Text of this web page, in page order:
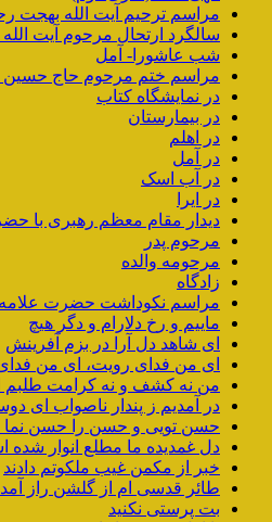
مراسم ترحیم آیت الله بهجت
سالگرد ارتحال مرحوم آیت
شب عاشورا- آمل
مراسم ختم مرحوم حاج حسین
در نمایشگاه کتاب
در بیمارستان
در اهلم
در آمل
در آب اسک
در ایرا
دیدار مقام معظم رهبری با
مرحوم پدر
مرحومه والده
زادگاه
مراسم نکوداشت حضرت علامه
ماییم و رخ دلارام و دگر هیچ
ای شاهد دل آرا در بزم آفرینش
ای من فدای رویت، ای من
من نه کشف و نه کرامت طلبم
در آمدیم ز پندار ناصواب ای
حسن تویی و حسن را حسن نما
دل غمدیده ما مطلع انوار شده
خبر از مکمن غیب ملکوتم دادند
طائر قدسی ام از گلشن راز
بت پرستی نکنید